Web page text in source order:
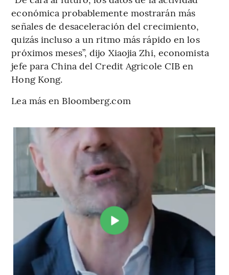
económica probablemente mostrarán más
señales de desaceleración del crecimiento,
quizás incluso a un ritmo más rápido en los
próximos meses”, dijo Xiaojia Zhi, economista
jefe para China del Credit Agricole CIB en
Hong Kong.
Lea más en Bloomberg.com